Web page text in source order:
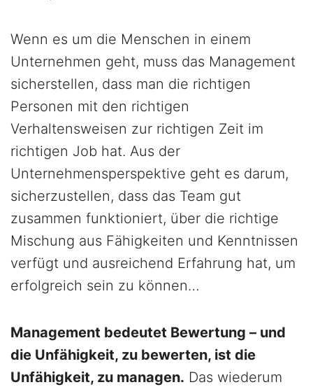
Wenn es um die Menschen in einem
Unternehmen geht, muss das Management
sicherstellen, dass man die richtigen
Personen mit den richtigen
Verhaltensweisen zur richtigen Zeit im
richtigen Job hat. Aus der
Unternehmensperspektive geht es darum,
sicherzustellen, dass das Team gut
zusammen funktioniert, über die richtige
Mischung aus Fähigkeiten und Kenntnissen
verfügt und ausreichend Erfahrung hat, um
erfolgreich sein zu können…
Management bedeutet Bewertung – und
die Unfähigkeit, zu bewerten, ist die
Unfähigkeit, zu managen. Das wiederum